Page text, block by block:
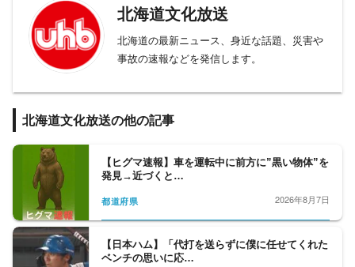
北海道文化放送
北海道の最新ニュース、身近な話題、災害や
事故の速報などを発信します。
北海道文化放送の他の記事
【ヒグマ速報】車を運転中に前方に”黒い物体”を
発見→近づくと…
都道府県 2026年8月7日
【日本ハム】「代打を送らずに僕に任せてくれた
ベンチの思いに応…